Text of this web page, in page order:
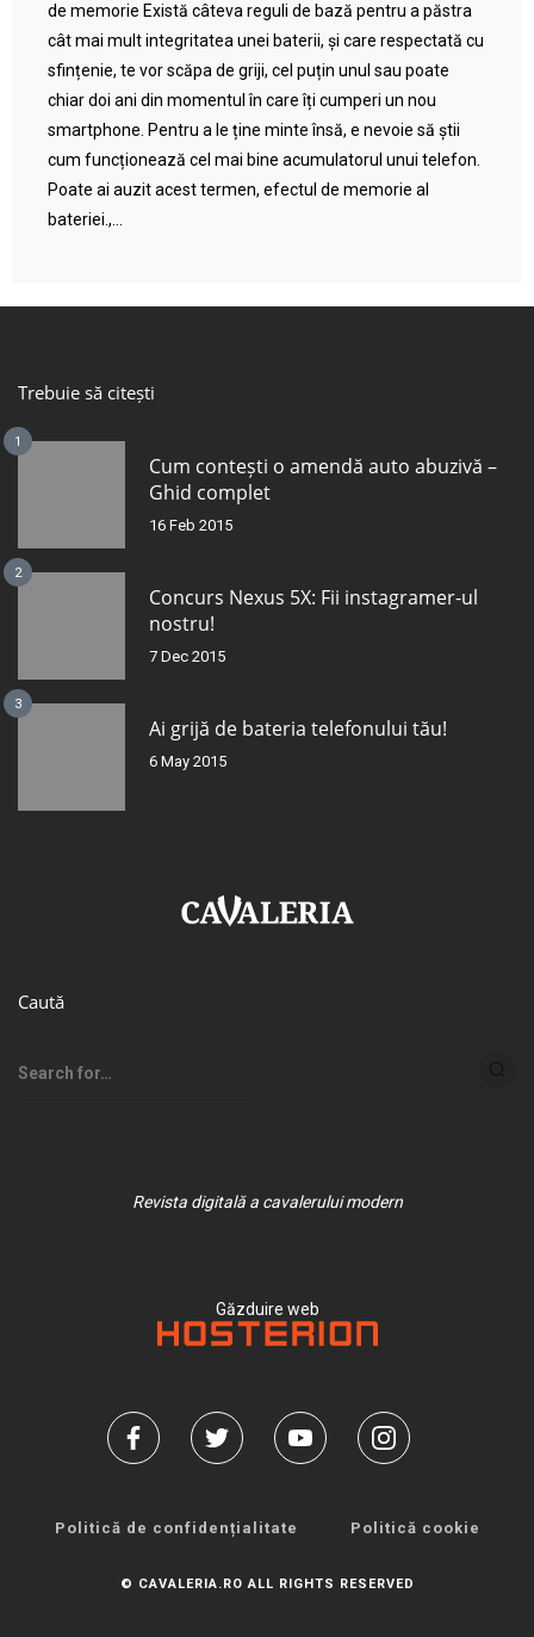
de memorie Există câteva reguli de bază pentru a păstra
cât mai mult integritatea unei baterii, și care respectată cu
sfințenie, te vor scăpa de griji, cel puțin unul sau poate
chiar doi ani din momentul în care îți cumperi un nou
smartphone. Pentru a le ține minte însă, e nevoie să știi
cum funcționează cel mai bine acumulatorul unui telefon.
Poate ai auzit acest termen, efectul de memorie al
bateriei.,...
Trebuie să citești
1
Cum contești o amendă auto abuzivă –
Ghid complet
16 Feb 2015
2
Concurs Nexus 5X: Fii instagramer-ul
nostru!
7 Dec 2015
3
Ai grijă de bateria telefonului tău!
6 May 2015
Caută
Revista digitală a cavalerului modern
Găzduire web
Politică de confidențialitate Politică cookie
© CAVALERIA.RO ALL RIGHTS RESERVED